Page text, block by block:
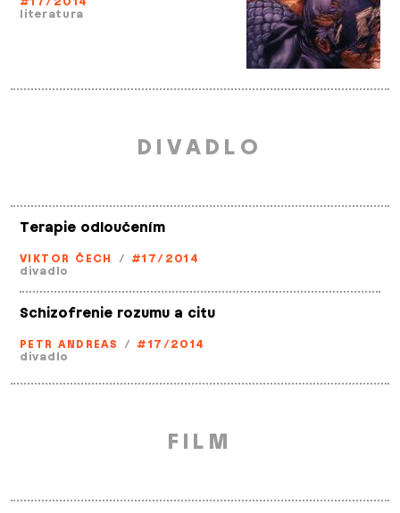
literatura
DIVADLO
Terapie odloučením
VIKTOR ČECH / #17/2014
divadlo
Schizofrenie rozumu a citu
PETR ANDREAS / #17/2014
divadlo
FILM